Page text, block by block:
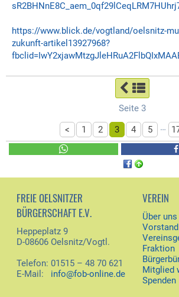
https://www.blick.de/vogtland/oelsnitz-
zukunft-artikel13927968?
Seite 3
<
1 2 3 4 5 …
FREIE OELSNITZER
BÜRGERSCHAFT E.V.
Heppeplatz 9
D-08606 Oelsnitz/Vogtl.
Telefon: 01515 – 48 70 621
E-Mail: info@fob-online.de
VEREIN
Über uns
Vorstand
Fraktion
Mitglied
Spenden